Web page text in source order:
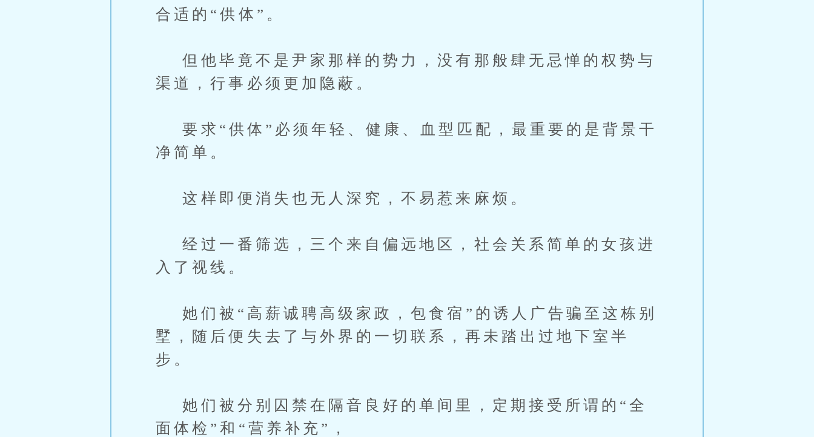
合适的“供体”。
但他毕竟不是尹家那样的势力，没有那般肆无忌惮的权势与
渠道，行事必须更加隐蔽。
要求“供体”必须年轻、健康、血型匹配，最重要的是背景干
净简单。
这样即便消失也无人深究，不易惹来麻烦。
经过一番筛选，三个来自偏远地区，社会关系简单的女孩进
入了视线。
她们被“高薪诚聘高级家政，包食宿”的诱人广告骗至这栋别
墅，随后便失去了与外界的一切联系，再未踏出过地下室半
步。
她们被分别囚禁在隔音良好的单间里，定期接受所谓的“全
面体检”和“营养补充”，